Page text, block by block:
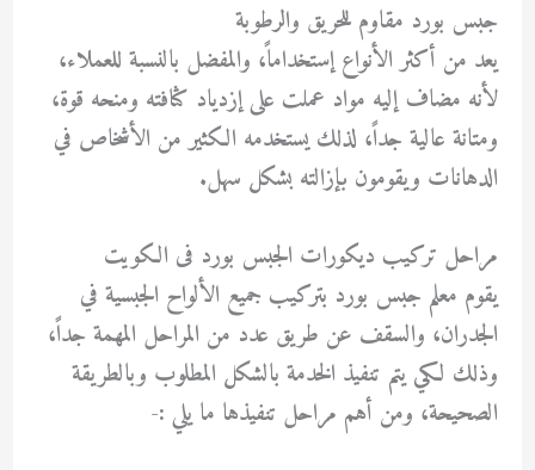
جبس بورد مقاوم للحريق والرطوبة
يعد من أكثر الأنواع إستخداماً، والمفضل بالنسبة للعملاء،
لأنه مضاف إليه مواد عملت على إزدياد كثافته ومنحه قوة،
ومتانة عالية جداً، لذلك يستخدمه الكثير من الأشخاص في
الدهانات ويقومون بإزالته بشكل سهل.
مراحل تركيب ديكورات الجبس بورد فى الكويت
يقوم معلم جبس بورد بتركيب جميع الألواح الجبسية في
الجدران، والسقف عن طريق عدد من المراحل المهمة جداً،
وذلك لكي يتم تنفيذ الخدمة بالشكل المطلوب وبالطريقة
الصحيحة، ومن أهم مراحل تنفيذها ما يلي :-